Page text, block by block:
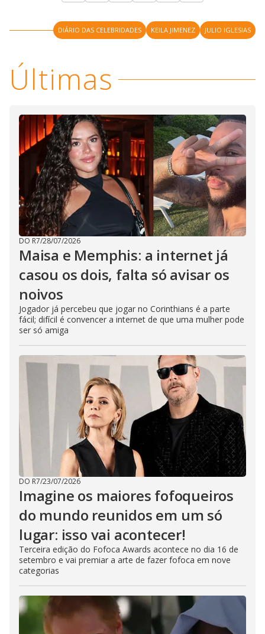
i
o
DIÁRIO DAS CELEBRIDADES KEILA JIMENEZ JULIO IGLESIAS
Últimas
DO R7/28/07/2026
Maisa e Memphis: a internet já
casou os dois, falta só avisar os
noivos
Jogador já percebeu que jogar no Corinthians é a parte
fácil; difícil é convencer a internet de que uma mulher pode
ser só amiga
DO R7/23/07/2026
Imagine os maiores fofoqueiros
do mundo reunidos em um só
lugar: isso vai acontecer!
Terceira edição do Fofoca Awards acontece no dia 16 de
setembro e vai premiar a arte de fazer fofoca em nove
categorias